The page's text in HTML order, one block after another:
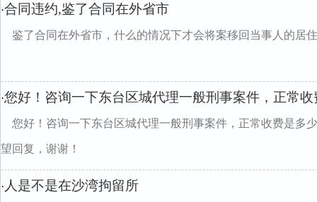
·合同违约,鉴了合同在外省市
鉴了合同在外省市，什么的情况下才会将案移回当事人的居
·您好！咨询一下东台区城代理一般刑事案件，正常
您好！咨询一下东台区城代理一般刑事案件，正常收费是多
望回复，谢谢！
· 人是不是在沙湾拘留所